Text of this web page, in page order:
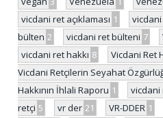
vicdani ret açıklaması 1
bülten 2 vicdani ret bülteni 7
vicdani ret hakkı 8
Vicdani Ret
Vicdani Retçilerin Seyahat
Hakkının İhlali Raporu 1 vicdani
retçi 5 vr der 21 VR-DDER 1